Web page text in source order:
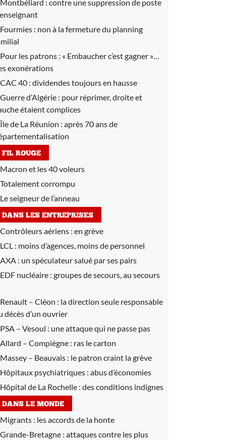
Montbéliard : contre une suppression de poste
Fourmies : non à la fermeture du planning
Pour les patrons : « Embaucher c’est gagner »…
exonérations
CAC 40 : dividendes toujours en hausse
Guerre d’Algérie : pour réprimer, droite et
étaient complices
Île de La Réunion : après 70 ans de
FIL ROUGE
Macron et les 40 voleurs
Totalement corrompu
Le seigneur de l’anneau
DANS LES ENTREPRISES
Contrôleurs aériens : en grève
LCL : moins d’agences, moins de personnel
AXA : un spéculateur salué par ses pairs
EDF nucléaire : groupes de secours, au secours
Renault – Cléon : la direction seule responsable
décès d’un ouvrier
PSA – Vesoul : une attaque qui ne passe pas
Allard – Compiègne : ras le carton
Massey – Beauvais : le patron craint la grève
Hôpitaux psychiatriques : abus d’économies
Hôpital de La Rochelle : des conditions indignes
DANS LE MONDE
Migrants : les accords de la honte
Grande-Bretagne : attaques contre les plus